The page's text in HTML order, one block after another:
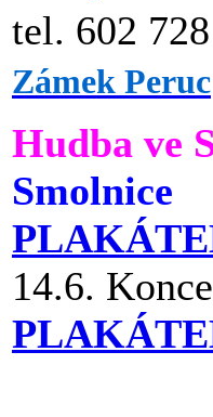
tel. 602
Zámek Peruc
Hudba ve
Smolnice
14.6.